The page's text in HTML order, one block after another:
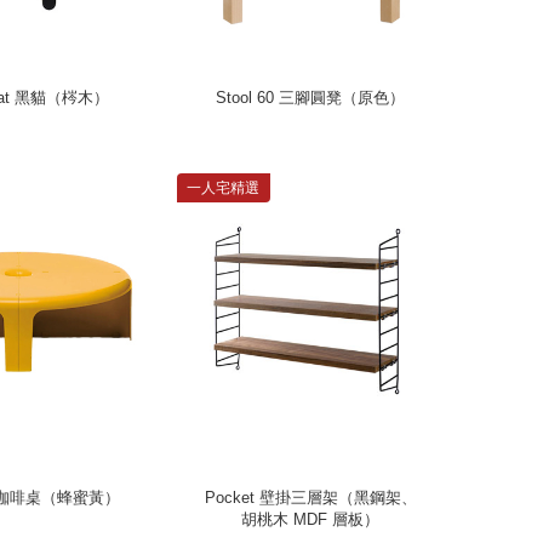
黑貓（梣木） Stool 60 三腳圓凳（原色）
啡桌（蜂蜜黃）
一人宅精選
Pocket 壁掛三層架（黑鋼架、
胡桃木 MDF 層板）